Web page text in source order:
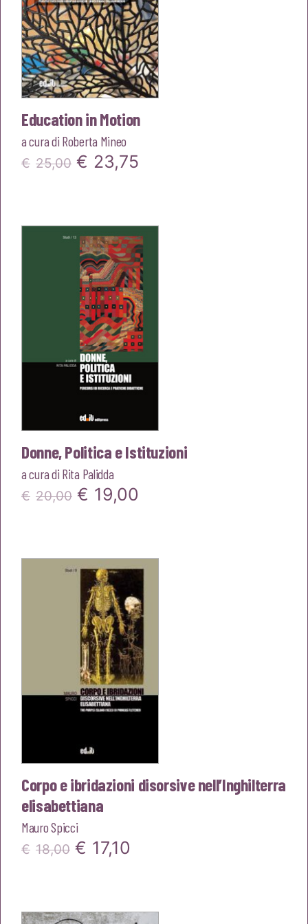
Education in Motion
a cura di Roberta Mineo
€ 25,00 Il
era:
€25,00.
€ 23,75
è:
€23,75.
Donne, Politica e Istituzioni
a cura di Rita Palidda
€ 20,00 Il
era:
€20,00.
€ 19,00
è:
€19,00.
Corpo e ibridazioni disorsive nell’Inghilterra
elisabettiana
Mauro Spicci
€ 18,00 Il
€ 17,10